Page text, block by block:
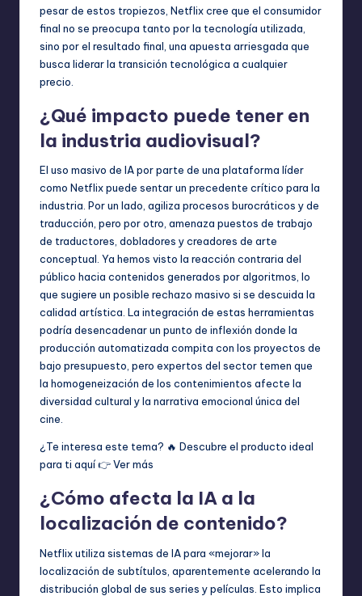
pesar de estos tropiezos, Netflix cree que el consumidor
final no se preocupa tanto por la tecnología utilizada,
sino por el resultado final, una apuesta arriesgada que
busca liderar la transición tecnológica a cualquier
precio.
¿Qué impacto puede tener en
la industria audiovisual?
El uso masivo de IA por parte de una plataforma líder
como Netflix puede sentar un precedente crítico para la
industria. Por un lado, agiliza procesos burocráticos y de
traducción, pero por otro, amenaza puestos de trabajo
de traductores, dobladores y creadores de arte
conceptual. Ya hemos visto la reacción contraria del
público hacia contenidos generados por algoritmos, lo
que sugiere un posible rechazo masivo si se descuida la
calidad artística. La integración de estas herramientas
podría desencadenar un punto de inflexión donde la
producción automatizada compita con los proyectos de
bajo presupuesto, pero expertos del sector temen que
la homogeneización de los contenimientos afecte la
diversidad cultural y la narrativa emocional única del
cine.
¿Te interesa este tema? 🔥 Descubre el producto ideal
para ti aquí 👉Ver más
¿Cómo afecta la IA a la
localización de contenido?
Netflix utiliza sistemas de IA para «mejorar» la
localización de subtítulos, aparentemente acelerando la
distribución global de sus series y películas. Esto implica